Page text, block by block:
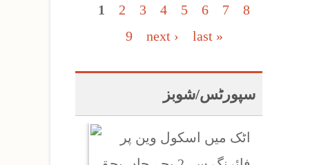
Pages
1 2 3 4 5 6 7
8
9
next › last »
سپورٹس/شوبز